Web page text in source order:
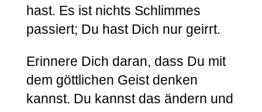
hast. Es ist nichts Schlimmes
passiert; Du hast Dich nur geirrt.
Erinnere Dich daran, dass Du mit
dem göttlichen Geist denken
kannst. Du kannst das ändern und